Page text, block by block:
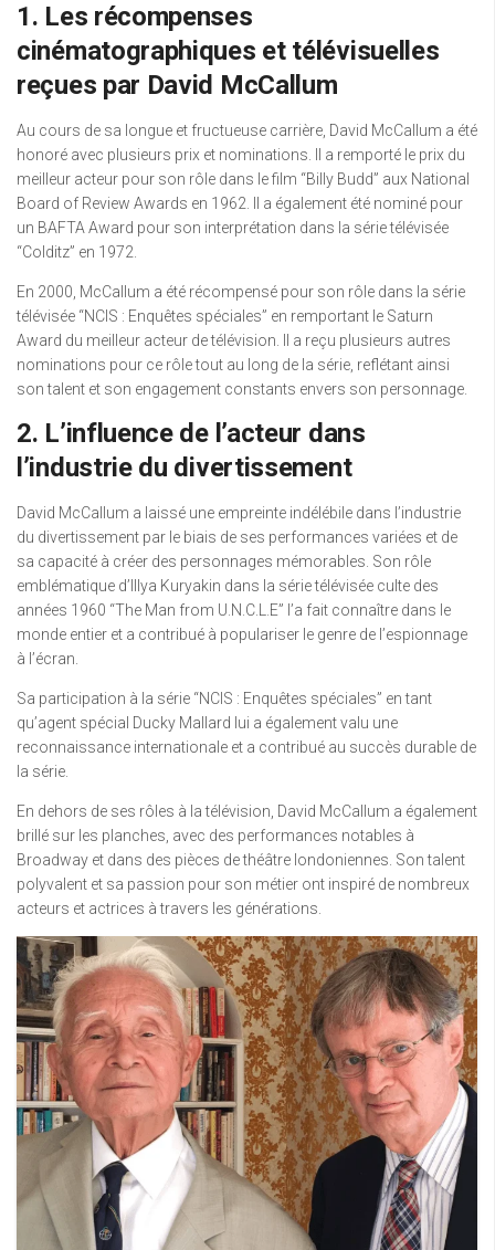
1. Les récompenses
cinématographiques et télévisuelles
reçues par David McCallum
Au cours de sa longue et fructueuse carrière, David McCallum a été
honoré avec plusieurs prix et nominations. Il a remporté le prix du
meilleur acteur pour son rôle dans le film “Billy Budd” aux National
Board of Review Awards en 1962. Il a également été nominé pour
un BAFTA Award pour son interprétation dans la série télévisée
“Colditz” en 1972.
En 2000, McCallum a été récompensé pour son rôle dans la série
télévisée “NCIS : Enquêtes spéciales” en remportant le Saturn
Award du meilleur acteur de télévision. Il a reçu plusieurs autres
nominations pour ce rôle tout au long de la série, reflétant ainsi
son talent et son engagement constants envers son personnage.
2. L’influence de l’acteur dans
l’industrie du divertissement
David McCallum a laissé une empreinte indélébile dans l’industrie
du divertissement par le biais de ses performances variées et de
sa capacité à créer des personnages mémorables. Son rôle
emblématique d’Illya Kuryakin dans la série télévisée culte des
années 1960 “The Man from U.N.C.L.E” l’a fait connaître dans le
monde entier et a contribué à populariser le genre de l’espionnage
à l’écran.
Sa participation à la série “NCIS : Enquêtes spéciales” en tant
qu’agent spécial Ducky Mallard lui a également valu une
reconnaissance internationale et a contribué au succès durable de
la série.
En dehors de ses rôles à la télévision, David McCallum a également
brillé sur les planches, avec des performances notables à
Broadway et dans des pièces de théâtre londoniennes. Son talent
polyvalent et sa passion pour son métier ont inspiré de nombreux
acteurs et actrices à travers les générations.